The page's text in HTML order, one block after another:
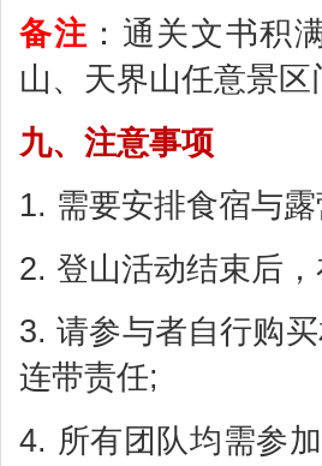
备注 ：通关文书积
山、天界山任意景
九、注意事项
1. 需要安排食宿与
2. 登山活动结束后
3. 请参与者自行购
连带责任;
4. 所有团队均需参